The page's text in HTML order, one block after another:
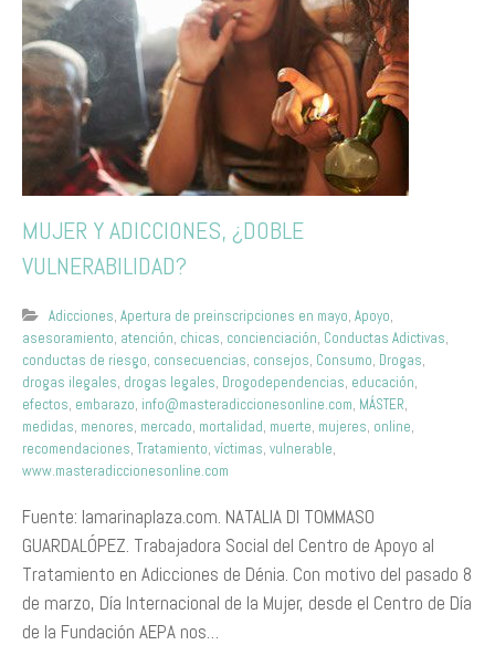
MUJER Y ADICCIONES, ¿DOBLE
VULNERABILIDAD?
Adicciones, Apertura de preinscripciones en mayo, Apoyo,
asesoramiento, atención, chicas, concienciación, Conductas Adictivas,
conductas de riesgo, consecuencias, consejos, Consumo, Drogas,
drogas ilegales, drogas legales, Drogodependencias, educación,
efectos, embarazo, info@masteradiccionesonline.com, MÁSTER,
medidas, menores, mercado, mortalidad, muerte, mujeres, online,
recomendaciones, Tratamiento, víctimas, vulnerable,
www.masteradiccionesonline.com
Fuente: lamarinaplaza.com. NATALIA DI TOMMASO
GUARDALÓPEZ. Trabajadora Social del Centro de Apoyo al
Tratamiento en Adicciones de Dénia. Con motivo del pasado 8
de marzo, Día Internacional de la Mujer, desde el Centro de Día
de la Fundación AEPA nos…